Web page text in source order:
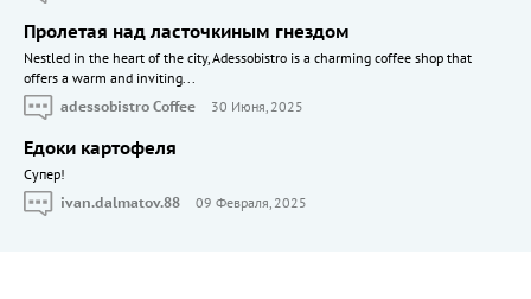
Пролетая над ласточкиным гнездом
Nestled in the heart of the city, Adessobistro is a charming coffee shop that
offers a warm and inviting...
adessobistro Coffee
30 Июня, 2025
Едоки картофеля
Cупер!
ivan.dalmatov.88
09 Февраля, 2025